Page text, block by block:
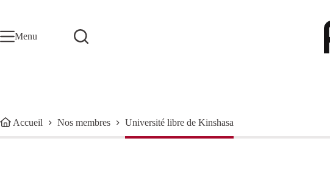
Menu
Accueil Nos membres Université libre de Kinshasa